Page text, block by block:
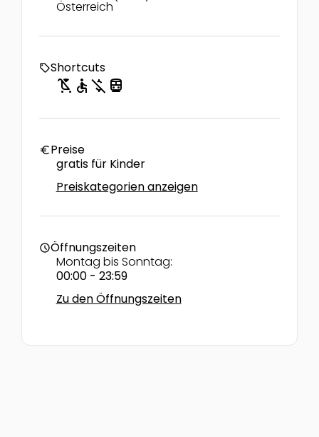
Österreich
local_offerShortcuts
child_friendly accessible money_off directions_transit
euroPreise
gratis für Kinder
Preiskategorien anzeigen
scheduleÖffnungszeiten
Montag bis Sonntag:
00:00 - 23:59
Zu den Öffnungszeiten